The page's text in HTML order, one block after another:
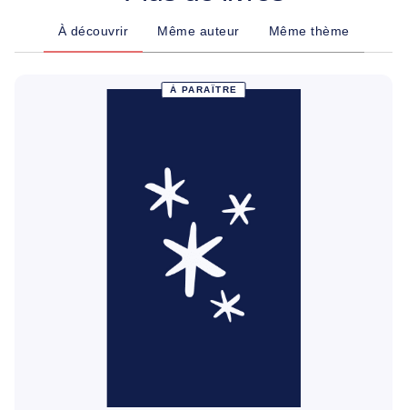
À découvrir Même auteur Même thème
À PARAÎTRE